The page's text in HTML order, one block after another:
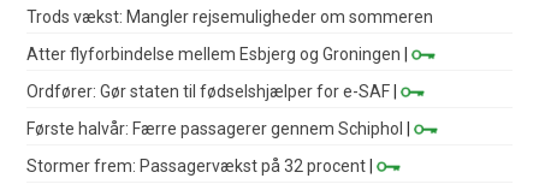
Trods vækst: Mangler rejsemuligheder om sommeren
Atter flyforbindelse mellem Esbjerg og Groningen |
Ordfører: Gør staten til fødselshjælper for e-SAF |
Første halvår: Færre passagerer gennem Schiphol
|
Stormer frem: Passagervækst på 32 procent |